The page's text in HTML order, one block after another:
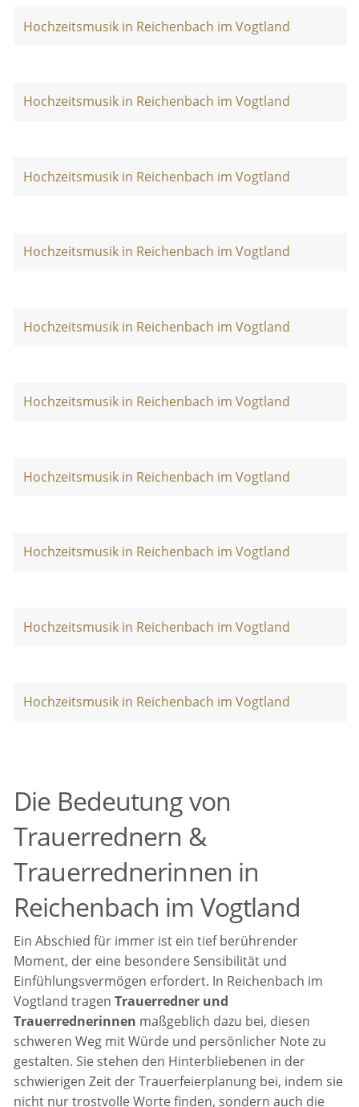
Hochzeitsmusik in Reichenbach im Vogtland
Hochzeitsmusik in Reichenbach im Vogtland
Hochzeitsmusik in Reichenbach im Vogtland
Hochzeitsmusik in Reichenbach im Vogtland
Hochzeitsmusik in Reichenbach im Vogtland
Hochzeitsmusik in Reichenbach im Vogtland
Hochzeitsmusik in Reichenbach im Vogtland
Hochzeitsmusik in Reichenbach im Vogtland
Hochzeitsmusik in Reichenbach im Vogtland
Hochzeitsmusik in Reichenbach im Vogtland
Die Bedeutung von
Trauerrednern &
Trauerrednerinnen in
Reichenbach im Vogtland
Ein Abschied für immer ist ein tief berührender
Moment, der eine besondere Sensibilität und
Einfühlungsvermögen erfordert. In Reichenbach im
Vogtland tragenTrauerredner und
Trauerrednerinnen maßgeblich dazu bei, diesen
schweren Weg mit Würde und persönlicher Note zu
gestalten. Sie stehen den Hinterbliebenen in der
schwierigen Zeit der Trauerfeierplanung bei, indem sie
nicht nur trostvolle Worte finden, sondern auch die